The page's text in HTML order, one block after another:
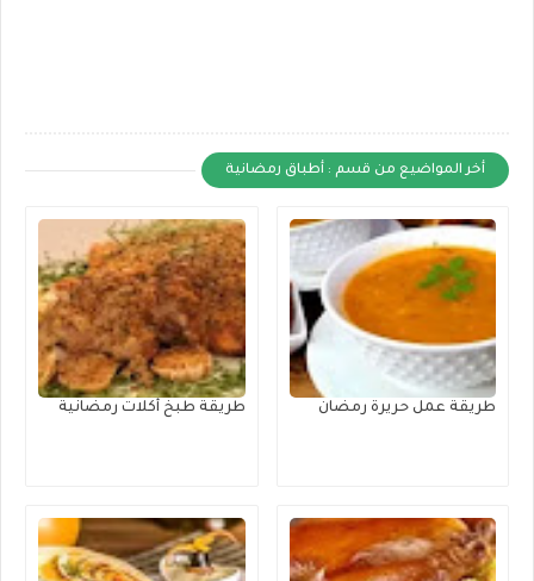
أخر المواضيع من قسم : أطباق رمضانية
طريقة عمل حريرة رمضان طريقة طبخ أكلات رمضانية